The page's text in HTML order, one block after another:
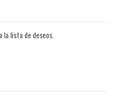
la lista de deseos.